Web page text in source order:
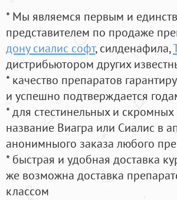
* Мы являемся первым и
представителем по продаже
дону сиалис софт, силденафила,
дистрибьютором других
* качество препаратов
и успешно подтверждается
* для стестинельных и
название Виагра или Сиалис в
анонимныого заказа любого
* быстрая и удобная доставка
же возможна доставка
классом